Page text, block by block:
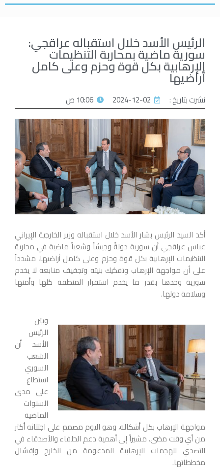
الرئيس الأسد خلال استقباله عراقجي:
سورية ماضية بمحاربة التنظيمات
الإرهابية بكل قوة وحزم وعلى كامل
أراضيها
نشرت بتاريخ : 2024-12-02 10:06 ص
أكد السيد الرئيس بشار الأسد خلال استقباله وزير الخارجية الإيراني
عباس عراقجي أن سورية دولةً وجيشاً وشعباً ماضية في محاربة
التنظيمات الإرهابية بكل قوة وحزم وعلى كامل أراضيها، مشدداً
على أن مواجهة الإرهاب وتفكيك بنيته وتجفيف منابعه لا يخدم
سورية وحدها بقدر ما يخدم استقرار المنطقة كلها وأمنها
وسلامة دولها.
وبيّن
الرئيس
الأسد أن
الشعب
السوري
استطاع
على مدى
السنوات
الماضية
مواجهة الإرهاب بكل أشكاله، وهو اليوم مصمم على اجتثاثه أكثر
من أي وقت مضى، مشيراً إلى أهمية دعم الحلفاء والأصدقاء في
التصدي للهجمات الإرهابية المدعومة من الخارج وإفشال
مخططاتها.